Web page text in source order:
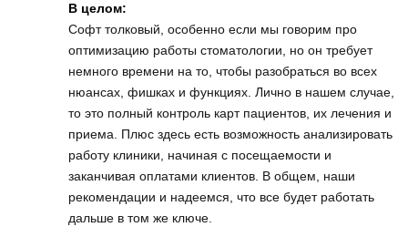
В целом:
Софт толковый, особенно если мы говорим про
оптимизацию работы стоматологии, но он требует
немного времени на то, чтобы разобраться во всех
нюансах, фишках и функциях. Лично в нашем случае,
то это полный контроль карт пациентов, их лечения и
приема. Плюс здесь есть возможность анализировать
работу клиники, начиная с посещаемости и
заканчивая оплатами клиентов. В общем, наши
рекомендации и надеемся, что все будет работать
дальше в том же ключе.